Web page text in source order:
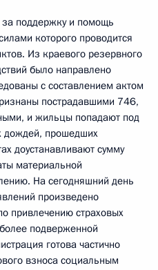
за поддержку и помощь
которого проводится
Из краевого резервного
было направлено
с составлением актом
пострадавшими 746,
и жильцы попадают под
дождей, прошедших
доустанавливают сумму
материальной
На сегодняшний день
произведено
привлечению страховых
подверженной
готова частично
взноса социальным